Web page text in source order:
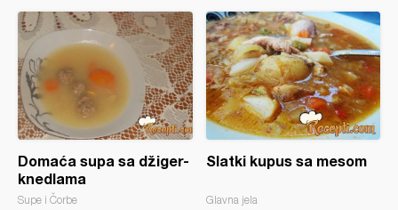
Domaća supa sa džiger-
knedlama
Supe i Čorbe
Slatki kupus sa mesom
Glavna jela